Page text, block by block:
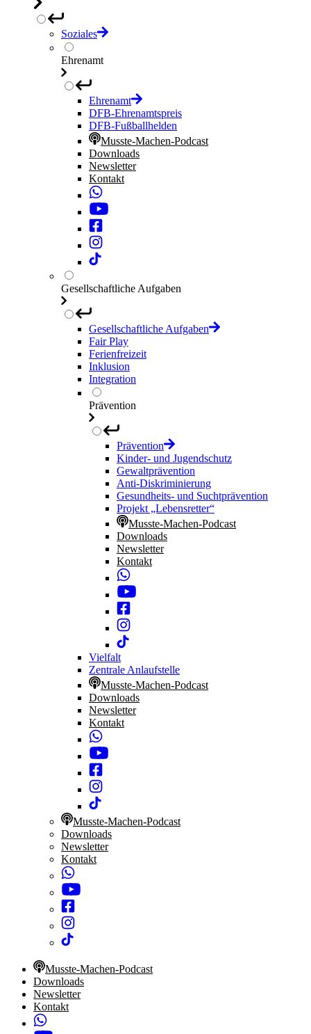
Soziales
Ehrenamt
Ehrenamt
DFB-Ehrenamtspreis
DFB-Fußballhelden
Musste-Machen-Podcast
Downloads
Newsletter
Kontakt
Gesellschaftliche Aufgaben
Gesellschaftliche Aufgaben
Fair Play
Ferienfreizeit
Inklusion
Integration
Prävention
Prävention
Kinder- und Jugendschutz
Gewaltprävention
Anti-Diskriminierung
Gesundheits- und Suchtprävention
Projekt „Lebensretter“
Musste-Machen-Podcast
Downloads
Newsletter
Kontakt
Vielfalt
Zentrale Anlaufstelle
Musste-Machen-Podcast
Downloads
Newsletter
Kontakt
Musste-Machen-Podcast
Downloads
Newsletter
Kontakt
Musste-Machen-Podcast
Downloads
Newsletter
Kontakt